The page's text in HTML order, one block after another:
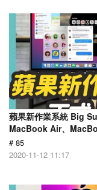
蘋果新作業系統 Big
MacBook Air、
# 85
2020-11-12 11:17